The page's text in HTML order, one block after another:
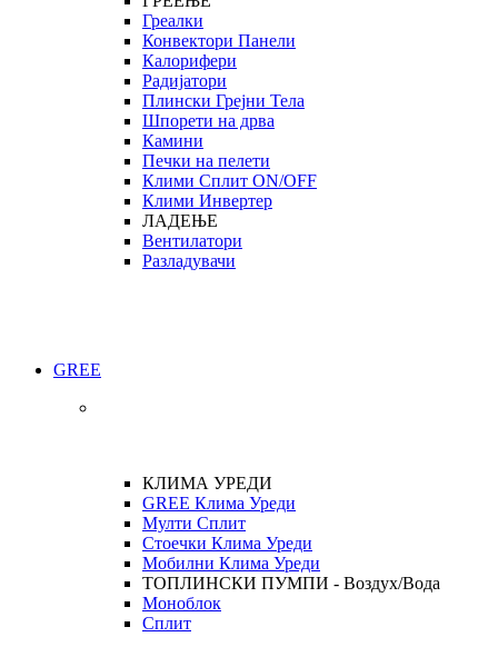
Греалки
Конвектори Панели
Калорифери
Радијатори
Плински Грејни Тела
Шпорети на дрва
Камини
Печки на пелети
Клими Сплит ON/OFF
Клими Инвертер
ЛАДЕЊЕ
Вентилатори
Разладувачи
GREE
КЛИМА УРЕДИ
GREE Клима Уреди
Мулти Сплит
Стоечки Клима Уреди
Мобилни Клима Уреди
ТОПЛИНСКИ ПУМПИ - Воздух/Вода
Моноблок
Сплит